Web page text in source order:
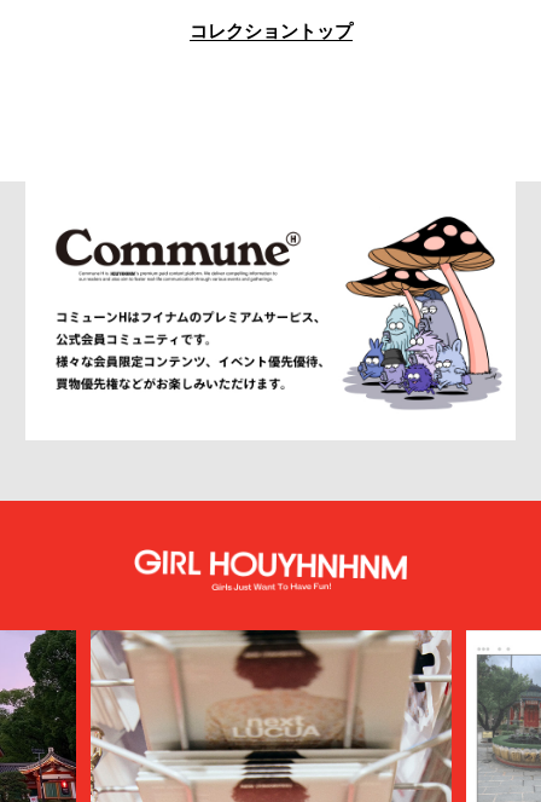
and wander
ANN DEMEULEMEESTER
anrealage homme
Antwort
ATTACHMENT
bal
BALENCIAGA
BALLY
BAMBOO SHOOTS
Battenwear
BEAMS PLUS
コレクショントップ